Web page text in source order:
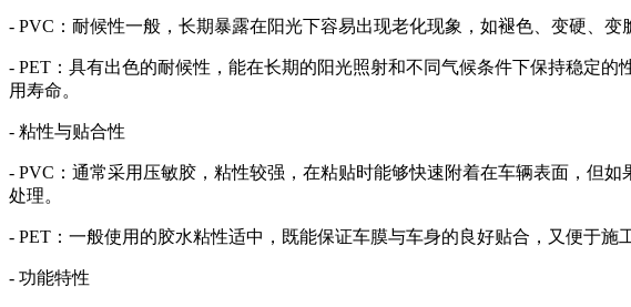
- PVC：耐候性一般，长期暴露在阳光下容易出现老化现象，如褪色、变硬、
- PET：具有出色的耐候性，能在长期的阳光照射和不同气候条件下保持稳定
用寿命。
- 粘性与贴合性
- PVC：通常采用压敏胶，粘性较强，在粘贴时能够快速附着在车辆表面，但
处理。
- PET：一般使用的胶水粘性适中，既能保证车膜与车身的良好贴合，又便于
- 功能特性